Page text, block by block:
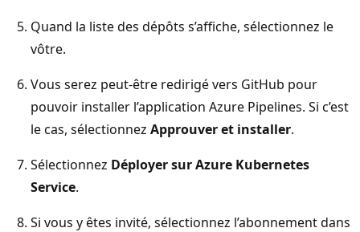
Quand la liste des dépôts s’affiche, sélectionnez le
vôtre.
Vous serez peut-être redirigé vers GitHub pour
pouvoir installer l’application Azure Pipelines. Si c’est
le cas, sélectionnez Approuver et installer.
Sélectionnez Déployer sur Azure Kubernetes
Service.
Si vous y êtes invité, sélectionnez l’abonnement dans